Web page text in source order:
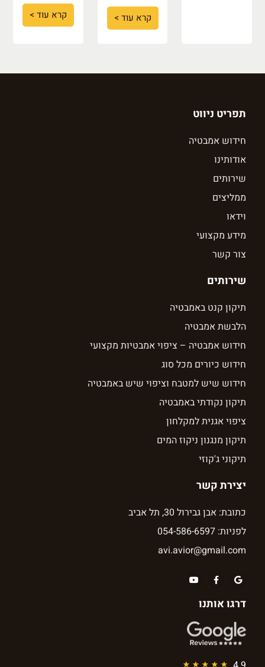
קרא עוד >
קרא עוד >
תפריט ניווט
חידוש אמבטיה
אודותינו
שירותים
ממליצים
וידאו
מידע מקצועי
צור קשר
שירותים
תיקון קנט באמבטיה
הלבשת אמבטיה
חידוש אמבטיה – ציפוי אמבטיות מקצועי
חידוש כיורים מכל סוג
חידוש שיש למטבח וציפוי שיש באמבטיה
תיקון נקודתי באמבטיה
ציפוי אגנית למקלחון
תיקון מנגנון ניקוז המים
תיקוני ג'קוזי
יצירת קשר
כתובת: אבן גבירול 30, תל אביב
לפניות: 054-586-6597
avi.avior@gmail.com
דרגו אותנו
★
★
★
★
★